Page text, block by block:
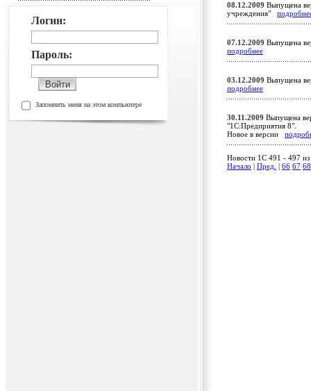
Логин:
Пароль:
Запомнить меня на этом компьютере
08.12.2009 Выпущена
учреждения"
07.12.2009 Выпущена
подробнее
03.12.2009 Выпущена
подробнее
30.11.2009 Выпущена
"1С:Предприятия 8".
Новое в версии
Новости 1C 491 - 497
Начало
Пред. 66 67 68